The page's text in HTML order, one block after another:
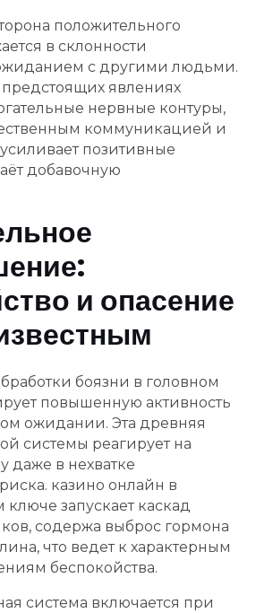
положительного
в склонности
с другими людьми.
явлениях
нервные контуры,
коммуникацией и
позитивные
добавочную
и опасение
боязни в головном
повышенную активность
ожидании. Эта древняя
системы реагирует на
даже в нехватке
казино онлайн в
запускает каскад
содержа выброс гормона
что ведет к характерным
беспокойства.
система включается при